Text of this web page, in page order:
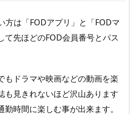
方は「FODアプリ」と「FODマ
て先ほどのFOD会員番号とパス
もドラマや映画などの動画を楽
も見きれないほど沢山あります
時間に楽しむ事が出来ます。